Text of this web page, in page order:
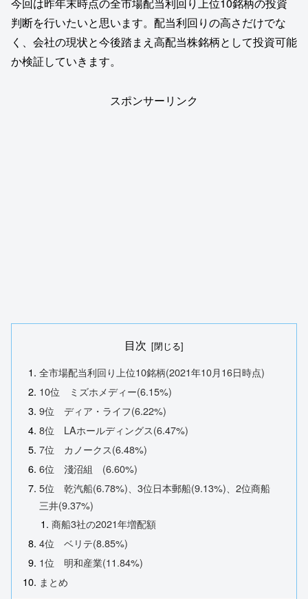
今回は昨年末時点の全市場配当利回り上位10銘柄の投資
判断を行いたいと思います。配当利回りの高さだけでな
く、会社の現状と今後踏まえ高配当株銘柄として投資可能
か検証していきます。
スポンサーリンク
目次
全市場配当利回り上位10銘柄(2021年10月16日時点)
10位 ミズホメディー(6.15%)
9位 ディア・ライフ(6.22%)
8位 LAホールディングス(6.47%)
7位 カノークス(6.48%)
6位 淺沼組 (6.60%)
5位 乾汽船(6.78%)、3位日本郵船(9.13%)、2位商船
三井(9.37%)
商船3社の2021年増配額
4位 ベリテ(8.85%)
1位 明和産業(11.84%)
まとめ